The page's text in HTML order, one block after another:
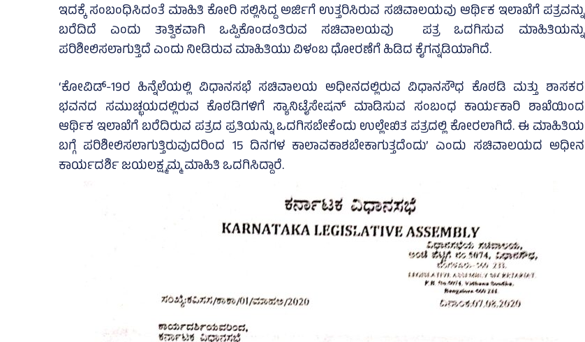
ಇದಕ್ಕೆ ಸಂಬಂಧಿಸಿದಂತೆ ಮಾಹಿತಿ ಕೋರಿ ಸಲ್ಲಿಸಿದ್ದ ಅರ್ಜಿಗೆ ಉತ್ತರಿಸಿರುವ ಸಚಿವಾಲಯವು ಆರ್ಥಿಕ ಇಲಾಖೆಗೆ ಪತ್ರವನ್ನು
ಬರೆದಿದೆ ಎಂದು ತಾತ್ವಿಕವಾಗಿ ಒಪ್ಪಿಕೊಂಡಂತಿರುವ ಸಚಿವಾಲಯವು ಪತ್ರ ಒದಗಿಸುವ ಮಾಹಿತಿಯನ್ನು
ಪರಿಶೀಲಿಸಲಾಗುತ್ತಿದೆ ಎಂದು ನೀಡಿರುವ ಮಾಹಿತಿಯು ವಿಳಂಬ ಧೋರಣೆಗೆ ಹಿಡಿದ ಕೈಗನ್ನಡಿಯಾಗಿದೆ.
‘ಕೋವಿಡ್‌-19ರ ಹಿನ್ನೆಲೆಯಲ್ಲಿ ವಿಧಾನಸಭೆ ಸಚಿವಾಲಯ ಅಧೀನದಲ್ಲಿರುವ ವಿಧಾನಸೌಧ ಕೊಠಡಿ ಮತ್ತು ಶಾಸಕರ
ಭವನದ ಸಮುಚ್ಛಯದಲ್ಲಿರುವ ಕೊಠಡಿಗಳಿಗೆ ಸ್ಯಾನಿಟೈಸೇಷನ್‌ ಮಾಡಿಸುವ ಸಂಬಂಧ ಕಾರ್ಯಕಾರಿ ಶಾಖೆಯಿಂದ
ಆರ್ಥಿಕ ಇಲಾಖೆಗೆ ಬರೆದಿರುವ ಪತ್ರದ ಪ್ರತಿಯನ್ನು ಒದಗಿಸಬೇಕೆಂದು ಉಲ್ಲೇಖಿತ ಪತ್ರದಲ್ಲಿ ಕೋರಲಾಗಿದೆ. ಈ ಮಾಹಿತಿಯ
ಬಗ್ಗೆ ಪರಿಶೀಲಿಸಲಾಗುತ್ತಿರುವುದರಿಂದ 15 ದಿನಗಳ ಕಾಲಾವಕಾಶಬೇಕಾಗುತ್ತದೆಂದು’ ಎಂದು ಸಚಿವಾಲಯದ ಅಧೀನ
ಕಾರ್ಯದರ್ಶಿ ಜಯಲಕ್ಷ್ಮಮ್ಮ ಮಾಹಿತಿ ಒದಗಿಸಿದ್ದಾರೆ.